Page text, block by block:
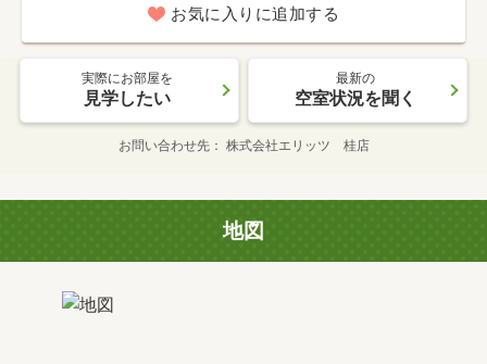
お気に入りに追加する
実際にお部屋を
見学したい
最新の
空室状況を聞く
お問い合わせ先 株式会社エリッツ 桂店
地図